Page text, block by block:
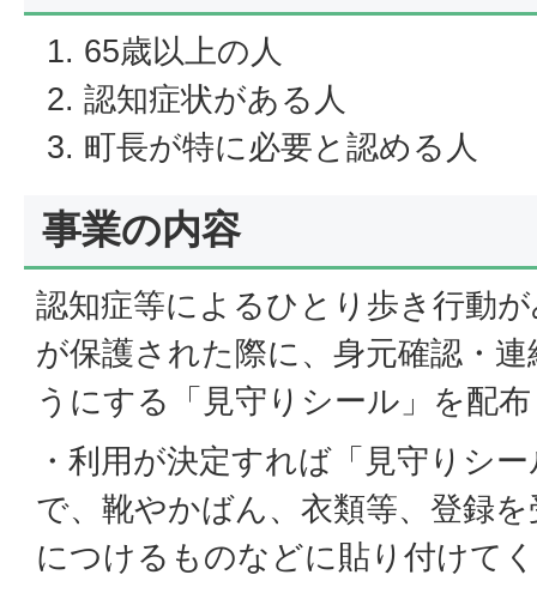
65歳以上の人
認知症状がある人
町長が特に必要と認める人
事業の内容
認知症等によるひとり歩き行動
が保護された際に、身元確認・
うにする「見守りシール」を配
・利用が決定すれば「見守りシ
で、靴やかばん、衣類等、登録
につけるものなどに貼り付けて